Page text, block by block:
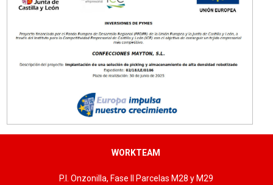
WORKTEAM
P.I. Onzonilla, Fase II Parcelas M28 y M29